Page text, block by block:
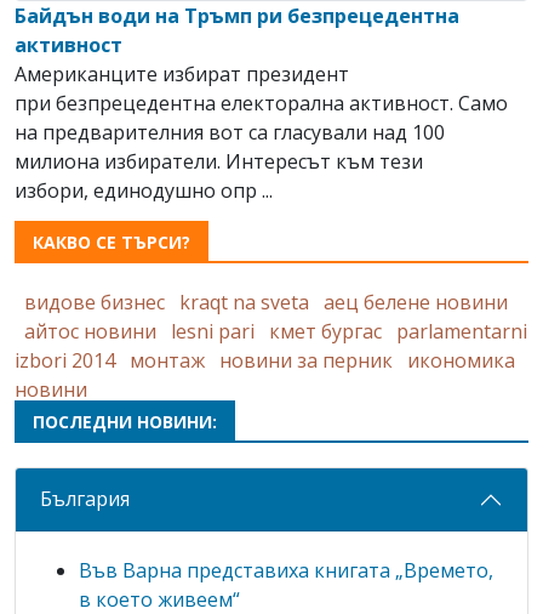
Байдън води на Тръмп ри безпрецедентна
активност
Американците избират президент
при безпрецедентна електорална активност. Само
на предварителния вот са гласували над 100
милиона избиратели. Интересът към тези
избори, единодушно опр ...
КАКВО СЕ ТЪРСИ?
видове бизнес kraqt na sveta аец белене новини
айтос новини
lesni pari кмет бургас parlamentarni
izbori 2014 монтаж новини за перник икономика
новини
ПОСЛЕДНИ НОВИНИ:
България
Във Варна представиха книгата „Времето,
в което живеем“